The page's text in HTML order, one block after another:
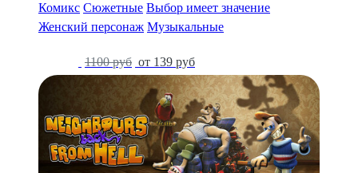
Комикс Сюжетные Выбор имеет значение
Женский персонаж Музыкальные
1100 руб от 139 руб